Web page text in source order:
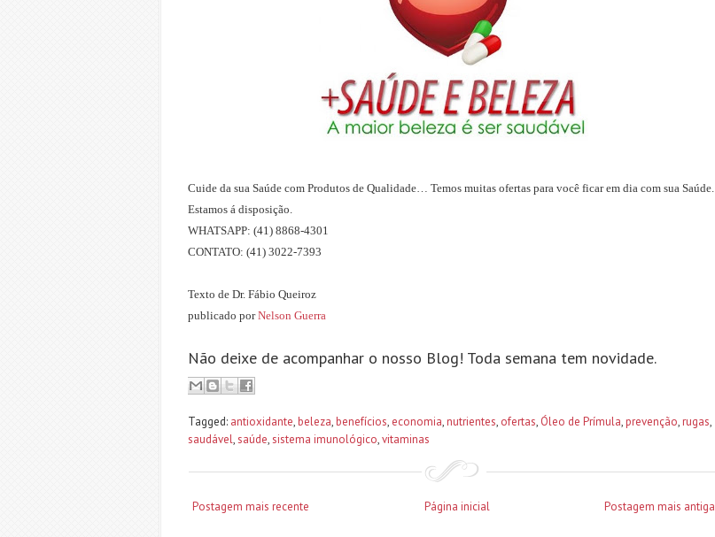
Cuide da sua Saúde com Produtos de Qualidade… Temos muitas ofertas para você ficar em dia com sua Saúde.
Estamos á disposição.
WHATSAPP: (41) 8868-4301
CONTATO: (41) 3022-7393
Texto de Dr. Fábio Queiroz
publicado porNelson Guerra
Não deixe de acompanhar o nosso Blog! Toda semana tem novidade.
Tagged: antioxidante,beleza,benefícios, economia,nutrientes, ofertas, Óleo de Prímula,prevenção,rugas,
saudável,saúde,sistema imunológico,vitaminas
Postagem mais recente Postagem mais antiga
Página inicial